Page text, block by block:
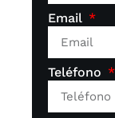
Email
Teléfono